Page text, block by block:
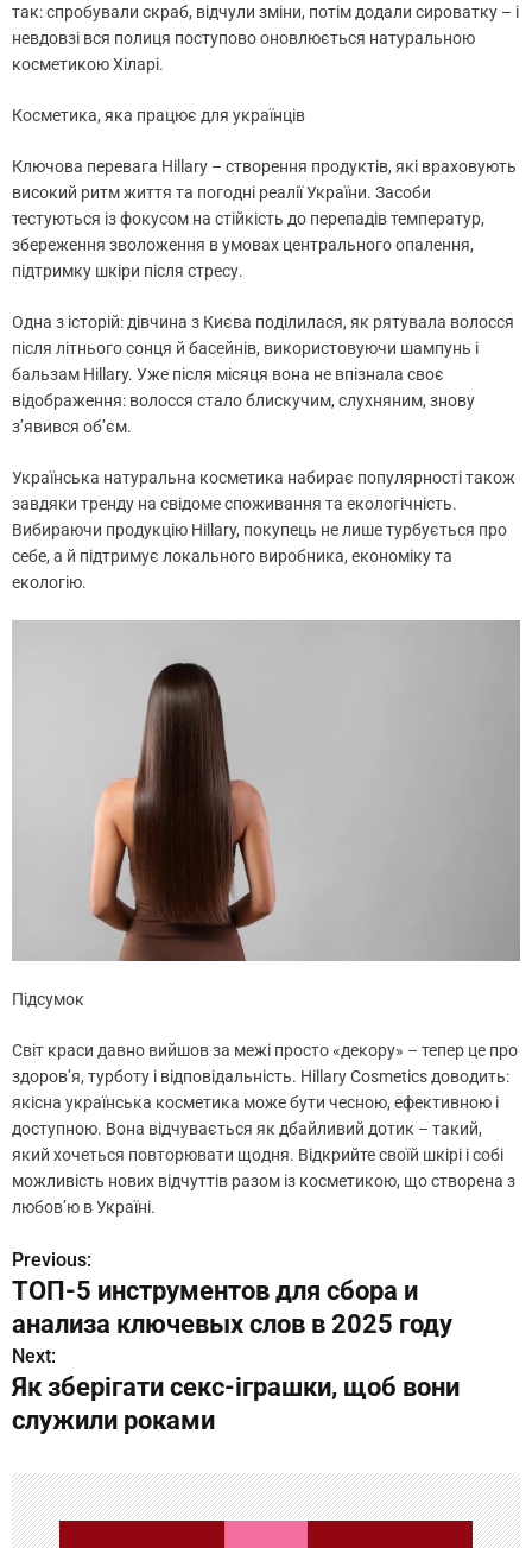
так: спробували скраб, відчули зміни, потім додали сироватку – і
невдовзі вся полиця поступово оновлюється натуральною
косметикою Хіларі.
Косметика, яка працює для українців
Ключова перевага Hillary – створення продуктів, які враховують
високий ритм життя та погодні реалії України. Засоби
тестуються із фокусом на стійкість до перепадів температур,
збереження зволоження в умовах центрального опалення,
підтримку шкіри після стресу.
Одна з історій: дівчина з Києва поділилася, як рятувала волосся
після літнього сонця й басейнів, використовуючи шампунь і
бальзам Hillary. Уже після місяця вона не впізнала своє
відображення: волосся стало блискучим, слухняним, знову
з’явився об’єм.
Українська натуральна косметика набирає популярності також
завдяки тренду на свідоме споживання та екологічність.
Вибираючи продукцію Hillary, покупець не лише турбується про
себе, а й підтримує локального виробника, економіку та
екологію.
Підсумок
Світ краси давно вийшов за межі просто «декору» – тепер це про
здоров’я, турботу і відповідальність. Hillary Cosmetics доводить:
якісна українська косметика може бути чесною, ефективною і
доступною. Вона відчувається як дбайливий дотик – такий,
який хочеться повторювати щодня. Відкрийте своїй шкірі і собі
можливість нових відчуттів разом із косметикою, що створена з
любов’ю в Україні.
Н
а
в
и
а
ц
Previous:
ТОП-5 инструментов для сбора и
анализа ключевых слов в 2025 году
Next:
Як зберігати секс-іграшки, щоб вони
служили роками